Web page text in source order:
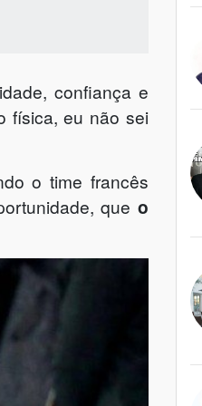
confiança e
física, eu não sei
o time francês
que o